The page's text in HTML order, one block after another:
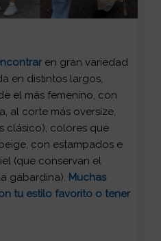
en gran variedad
en distintos largos,
el más femenino, con
al corte más oversize,
clásico), colores que
con estampados e
(que conservan el
gabardina). Muchas
tu estilo favorito o tener